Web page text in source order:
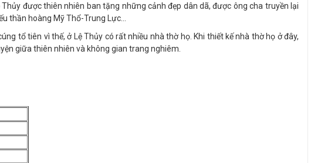
được thiên nhiên ban tặng những cảnh đẹp dân dã, được ông cha truyền lại
thần hoàng Mỹ Thổ-Trung Lực…
tổ tiên vì thế, ở Lệ Thủy có rất nhiều nhà thờ họ. Khi thiết kế nhà thờ họ ở đây,
giữa thiên nhiên và không gian trang nghiêm.